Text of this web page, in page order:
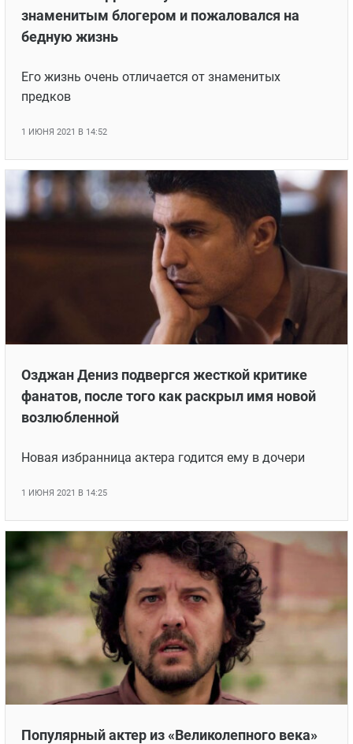
знаменитым блогером и пожаловался на
бедную жизнь
Его жизнь очень отличается от знаменитых
предков
1 ИЮНЯ 2021 В 14:52
Озджан Дениз подвергся жесткой критике
фанатов, после того как раскрыл имя новой
возлюбленной
Новая избранница актера годится ему в дочери
1 ИЮНЯ 2021 В 14:25
Популярный актер из «Великолепного века»